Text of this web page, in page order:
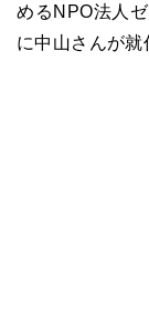
めるNPO法人
に中山さんが就